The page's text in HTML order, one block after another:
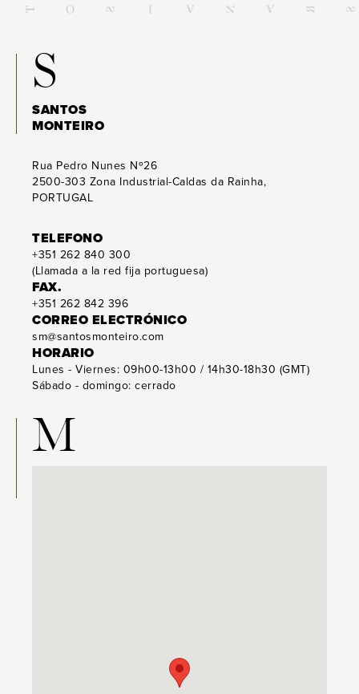
S
SANTOS
MONTEIRO
Rua Pedro Nunes Nº26
2500-303 Zona Industrial-Caldas da Rainha,
PORTUGAL
TELEFONO
+351 262 840 300
(Llamada a la red fija portuguesa)
FAX.
+351 262 842 396
CORREO ELECTRÓNICO
sm@santosmonteiro.com
HORARIO
Lunes - Viernes: 09h00-13h00 / 14h30-18h30 (GMT)
Sábado - domingo: cerrado
M